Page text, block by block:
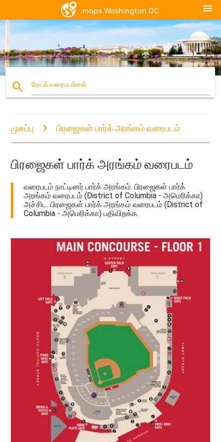
menu
search தேடல் வரைபடங்கள்
முகப்பு பிரஜைகள் பார்க் அரங்கம் வரைபடம்
பிரஜைகள் பார்க் அரங்கம் வரைபடம்
வரைபடம் நாட்டினர் பார்க் அரங்கம். பிரஜைகள் பார்க்
அரங்கம் வரைபடம் (District of Columbia - அமெரிக்கா)
அச்சிட. பிரஜைகள் பார்க் அரங்கம் வரைபடம் (District of
Columbia - அமெரிக்கா) பதிவிறக்க.